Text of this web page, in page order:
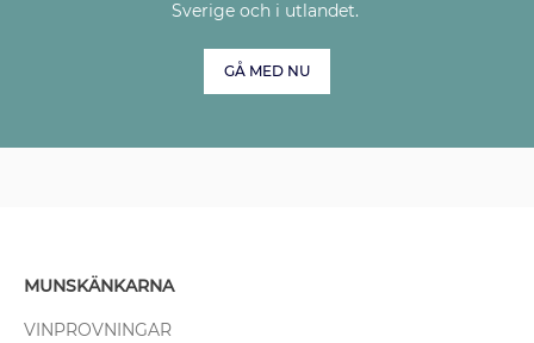
Sverige och i utlandet.
GÅ MED NU
MUNSKÄNKARNA
VINPROVNINGAR